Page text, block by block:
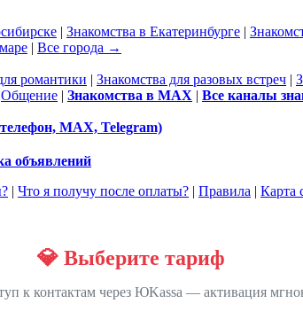
| Знакомства в Екатеринбурге |
| Все города →
романтики | Знакомства для разовых встреч |
Общение | Знакомства в MAX | Все каналы
MAX, Telegram)
объявлений
| Что я получу после оплаты? | Правила | Карта
💎 Выберите тариф
к контактам через ЮKassa — активация